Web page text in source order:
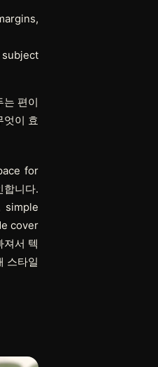
는 편이
엇이 효
for
니다.
simple
cover
서 텍
스타일